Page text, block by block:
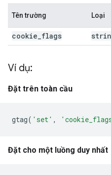
Tên trường Loại
cookie flags
Ví dụ:
Đặt trên toàn cầu
gtag( 'set' ,
Đặt cho một luồng duy nhất